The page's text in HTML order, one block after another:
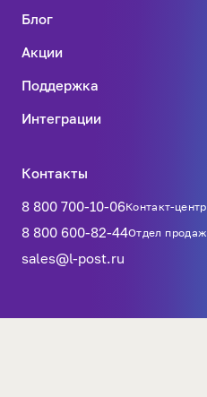
Блог
Акции
Поддержка
Интеграции
Контакты
8 800 700-10-06Контакт-центр
8 800 600-82-44Отдел продаж
sales@l-post.ru